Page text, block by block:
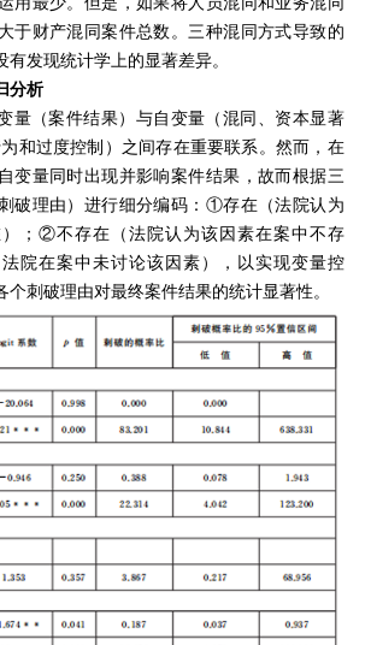
于财产混同案件总数。三种混同方式导致的
发现统计学上的显著差异。
分析
量（案件结果）与自变量（混同、资本显著
和过度控制）之间存在重要联系。然而，在
变量同时出现并影响案件结果，故而根据三
破理由）进行细分编码：①存在（法院认为
；②不存在（法院认为该因素在案中不存
院在案中未讨论该因素），以实现变量控
刺破理由对最终案件结果的统计显著性。